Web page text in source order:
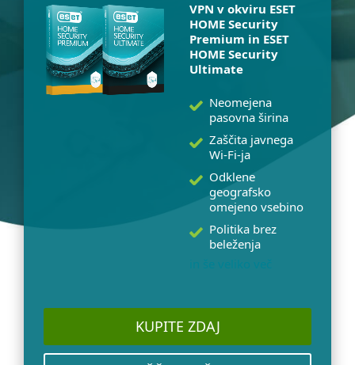
VPN v okviru ESET
HOME Security
Premium in ESET
HOME Security
Ultimate
Neomejena
pasovna širina
Zaščita javnega
Wi-Fi-ja
Odklene
geografsko
omejeno vsebino
Politika brez
beleženja
in še veliko več
KUPITE ZDAJ